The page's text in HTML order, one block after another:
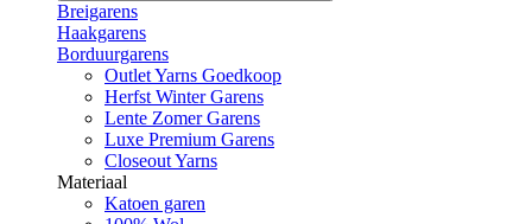
Breigarens
Haakgarens
Borduurgarens
Outlet Yarns Goedkoop
Herfst Winter Garens
Lente Zomer Garens
Luxe Premium Garens
Closeout Yarns
Materiaal
Katoen garen